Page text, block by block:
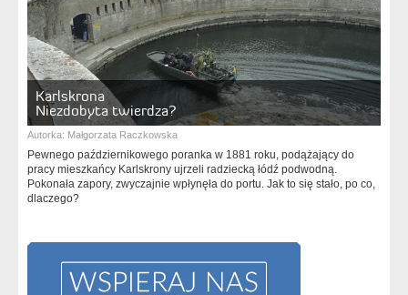
Karlskrona
Niezdobyta twierdza?
Autorka: Małgorzata Raczkowska
Pewnego październikowego poranka w 1881 roku, podążający do
pracy mieszkańcy Karlskrony ujrzeli radziecką łódź podwodną.
Pokonała zapory, zwyczajnie wpłynęła do portu. Jak to się stało, po co,
dlaczego?